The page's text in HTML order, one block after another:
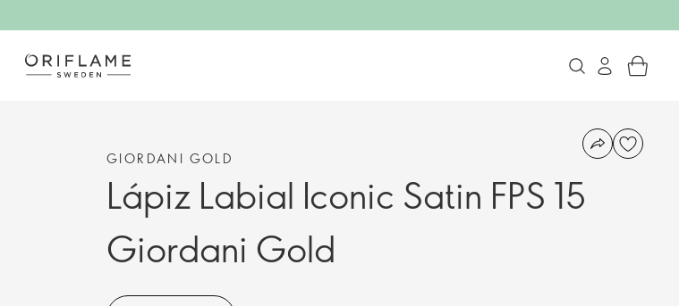
GIORDANI GOLD
Lápiz Labial Iconic Satin FPS 15
Giordani Gold